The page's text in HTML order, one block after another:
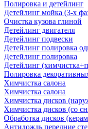
Полировка и детейлинг
Детейлинг мойка (3-х
Очистка кузова глиной
Детейлинг двигателя
Детейлинг подвески
Детейлинг полировка
Детейлинг полировка
Детейлинг
Полировка
Химчистка салона
Химчистка салона
Химчистка дисков
Химчистка дисков (со
Обработка дисков
Антидождь передние